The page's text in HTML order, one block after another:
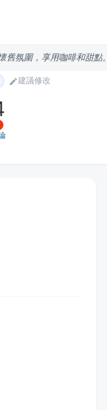
氛圍，享用咖啡和甜點。
建議修改